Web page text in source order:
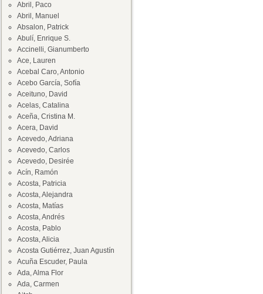
Abril, Paco
Abril, Manuel
Absalon, Patrick
Abulí, Enrique S.
Accinelli, Gianumberto
Ace, Lauren
Acebal Caro, Antonio
Acebo García, Sofía
Aceituno, David
Acelas, Catalina
Aceña, Cristina M.
Acera, David
Acevedo, Adriana
Acevedo, Carlos
Acevedo, Desirée
Acín, Ramón
Acosta, Patricia
Acosta, Alejandra
Acosta, Matías
Acosta, Andrés
Acosta, Pablo
Acosta, Alicia
Acosta Gutiérrez, Juan Agustín
Acuña Escuder, Paula
Ada, Alma Flor
Ada, Carmen